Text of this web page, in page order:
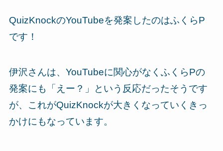
QuizKnockのYouTubeを発案したのはふくらP
です！
伊沢さんは、YouTubeに関心がなくふくらPの
発案にも「えー？」という反応だったそうです
が、これがQuizKnockが大きくなっていくきっ
かけにもなっています。